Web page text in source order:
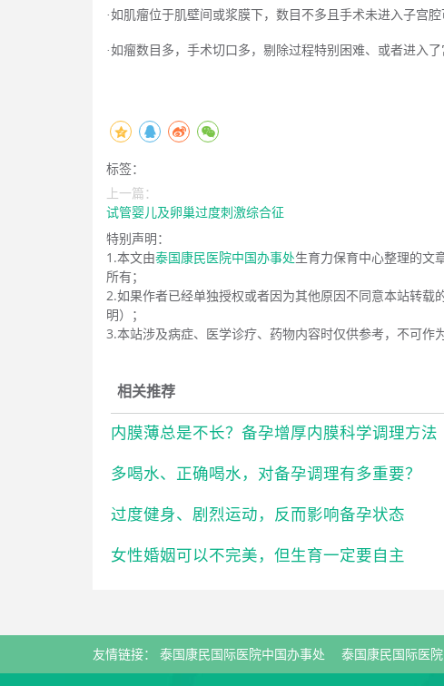
·如 肌瘤位于肌壁间或浆膜下，数目不多且手术未进入子宫腔
·如瘤数目多，手术切口 多 ，剔除过程特别困难、 或者进入了
标签：
上一篇：
试管婴儿及卵巢过度刺激综合征
特别声明：
1.本文由泰国康民医院中国办事处生育力保育中心整理的文
所有；
2.如果作者已经单独授权或者因为其他原因不同意本站转
明）；
3.本站涉及病症、医学诊疗、药物内容时仅供参考，不可作
相关推荐
内膜薄总是不长？备孕增厚内膜科学调理方法
多喝水、正确喝水，对备孕调理有多重要？
过度健身、剧烈运动，反而影响备孕状态
女性婚姻可以不完美，但生育一定要自主
友情链接： 泰国康民国际医院中国办事处 泰国康民国际医院